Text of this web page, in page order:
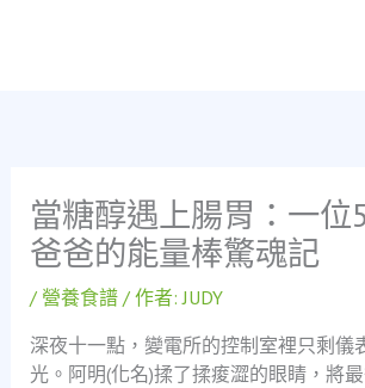
當糖醇遇上腸胃：一位
爸爸的能量棒驚魂記
/ 營養食譜/ 作者:JUDY
深夜十一點，變電所的控制室裡只剩儀
光。阿明(化名)揉了揉痠澀的眼睛，將